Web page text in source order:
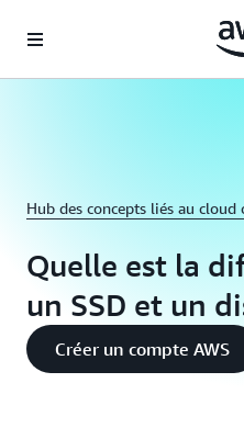
Hub des concepts liés au cloud
Quelle est la
un SSD et un
Créer un compte AWS